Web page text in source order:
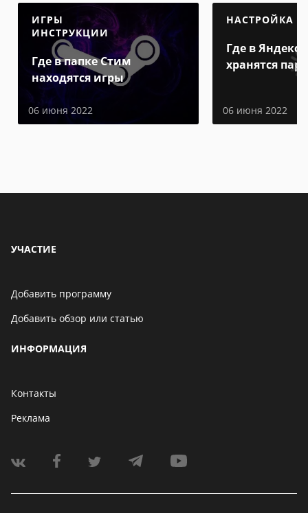
ИГРЫ
ИНСТРУКЦИИ
Где в папке Стим
находятся игры
06 июня 2022
НАСТРОЙКА
Где в Яндекс
хранятся
06 июня 2022
УЧАСТИЕ
Добавить программу
Добавить обзор или статью
ИНФОРМАЦИЯ
Контакты
Реклама